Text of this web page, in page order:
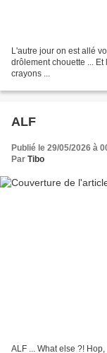
L'autre jour on est allé
drôlement chouette ...
crayons ...
ALF
Publié le 29/05/2026 à
Par Tibo
ALF ... What else ?!